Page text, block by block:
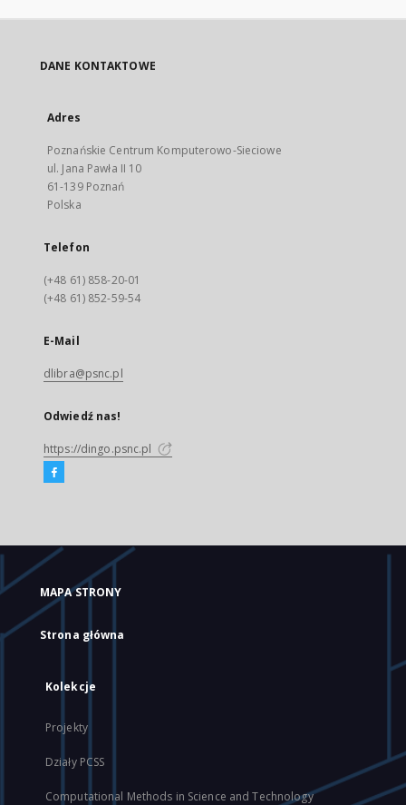
DANE KONTAKTOWE
Adres
Poznańskie Centrum Komputerowo-Sieciowe
ul. Jana Pawła II 10
61-139 Poznań
Polska
Telefon
(+48 61) 858-20-01
(+48 61) 852-59-54
E-Mail
dlibra@psnc.pl
Odwiedź nas!
https://dingo.psnc.pl
MAPA STRONY
Strona główna
Kolekcje
Projekty
Działy PCSS
Computational Methods in Science and Technology